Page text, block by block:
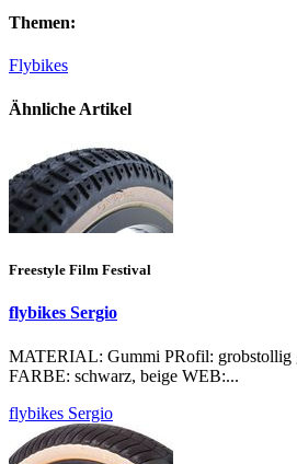
Themen:
Flybikes
Ähnliche Artikel
Freestyle Film Festival
flybikes Sergio
MATERIAL: Gummi PRofil: grobstollig
FARBE: schwarz, beige WEB:...
flybikes Sergio